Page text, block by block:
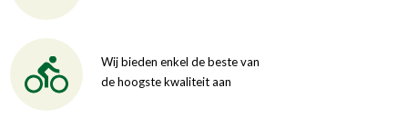
Wij bieden enkel de beste van
de hoogste kwaliteit aan